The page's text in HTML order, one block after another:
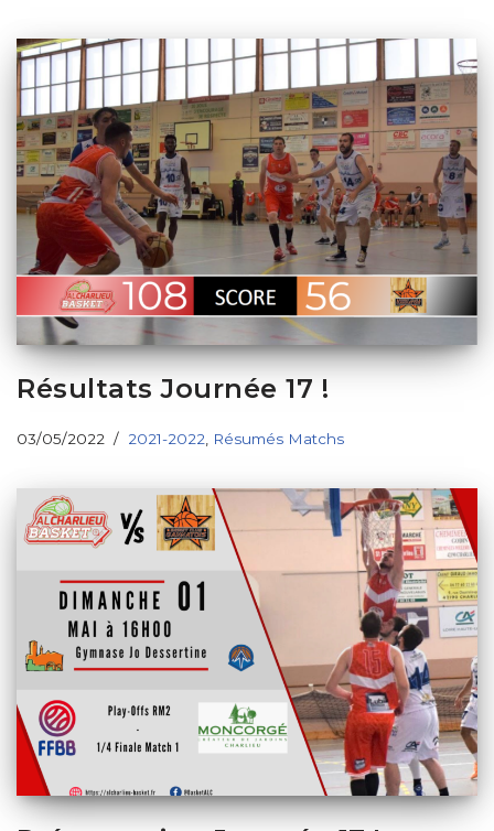
Résultats Journée 17 !
03/05/2022 2021-2022 Résumés Matchs